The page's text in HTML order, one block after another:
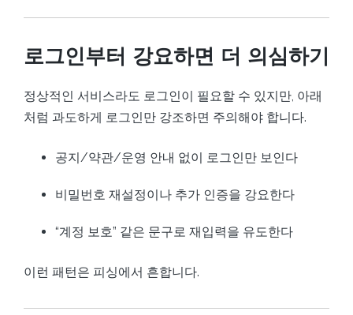
로그인부터 강요하면 더 의심하기
정상적인 서비스라도 로그인이 필요할 수 있지만, 아래
처럼 과도하게 로그인만 강조하면 주의해야 합니다.
공지/약관/운영 안내 없이 로그인만 보인다
비밀번호 재설정이나 추가 인증을 강요한다
“계정 보호” 같은 문구로 재입력을 유도한다
이런 패턴은 피싱에서 흔합니다.